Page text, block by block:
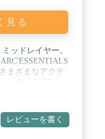
見る
ッドレイヤー。
まざまなアクテ
フリース生地。
レビューを書く